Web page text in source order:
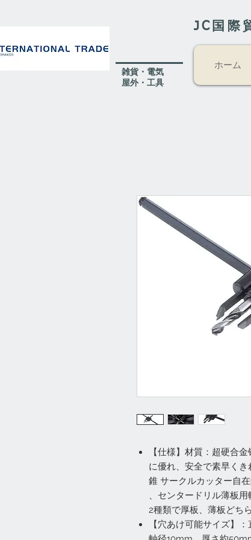
JC国際
​雑貨・電気
​屋外・工具
ホーム
【仕様】材質：超硬合
に優れ、安全で素早く
錐 サークルカッター自
、センタードリル薄板
2種類で厚板、薄板どち
【穴あけ可能サイズ】